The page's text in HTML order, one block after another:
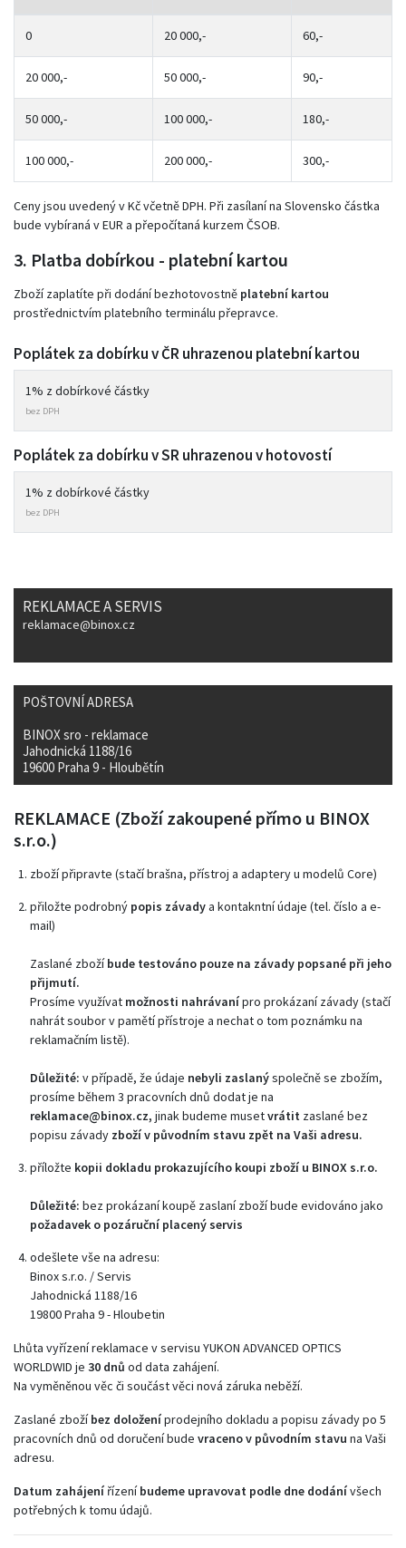
0 20 000,- 60,-
20 000,- 50 000,- 90,-
50 000,- 100 000,- 180,-
100 000,- 200 000,- 300,-
Ceny jsou uvedený v Kč včetně DPH. Při zasílaní na Slovensko částka
bude vybíraná v EUR a přepočítaná kurzem ČSOB.
3. Platba dobírkou - platební kartou
Zboží zaplatíte při dodání bezhotovostně platební kartou
prostřednictvím platebního terminálu přepravce.
Poplátek za dobírku v ČR uhrazenou platební kartou
1% z dobírkové částky
bez DPH
Poplátek za dobírku v SR uhrazenou v hotovostí
1% z dobírkové částky
bez DPH
REKLAMACE A SERVIS
reklamace@binox.cz
POŠTOVNÍ ADRESA
BINOX sro - reklamace
Jahodnická 1188/16
19600 Praha 9 - Hloubětín
REKLAMACE (Zboží zakoupené přímo u BINOX
s.r.o.)
zboží připravte (stačí brašna, přístroj a adaptery u modelů Core)
přiložte podrobný popis závadya kontakntní údaje (tel. číslo a e-
mail)
Zaslané zbožíbude testováno pouze na závady popsané při jeho
přijmutí.
Prosíme využívat možnosti nahrávanípro prokázaní závady (stačí
nahrát soubor v pamětí přístroje a nechat o tom poznámku na
reklamačním listě).
Důležité: v případě, že údaje nebyli zaslanýspolečně se zbožím,
prosíme během 3 pracovních dnů dodat je na
reklamace@binox.cz, jinak budeme musetvrátit zaslané bez
popisu závady zboží v původním stavu zpět na Vaši adresu.
příložte kopii dokladu prokazujícího koupi zboží u BINOX s.r.o.
Důležité: bez prokázaní koupě zaslaní zboží bude evidováno jako
požadavek o pozáruční placený servis
odešlete vše na adresu:
Binox s.r.o. / Servis
Jahodnická 1188/16
19800 Praha 9 - Hloubetin
Lhůta vyřízení reklamace v servisu YUKON ADVANCED OPTICS
WORLDWID je 30 dnů od data zahájení.
Na vyměněnou věc či součást věci nová záruka neběží.
Zaslané zbožíbez doloženíprodejního dokladu a popisu závady po 5
pracovních dnů od doručení bude vraceno v původním stavu na Vaši
adresu.
Datum zahájení řízeníbudeme upravovat podle dne dodánívšech
potřebných k tomu údajů.